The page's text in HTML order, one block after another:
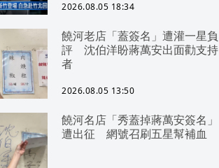
2026.08.05 18:34
饒河老店「蓋簽名」遭灌一星負
評 沈伯洋盼蔣萬安出面勸支持
者
2026.08.05 13:50
饒河名店「秀蓋掉蔣萬安簽名」
遭出征 網號召刷五星幫補血